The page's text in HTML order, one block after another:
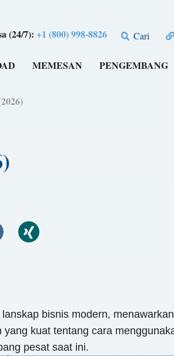
(24/7):+1 (800) 998-8826 Cari
MEMESAN PENGEMBANG
bisnis modern,
kuat tentang cara
pesat saat ini.